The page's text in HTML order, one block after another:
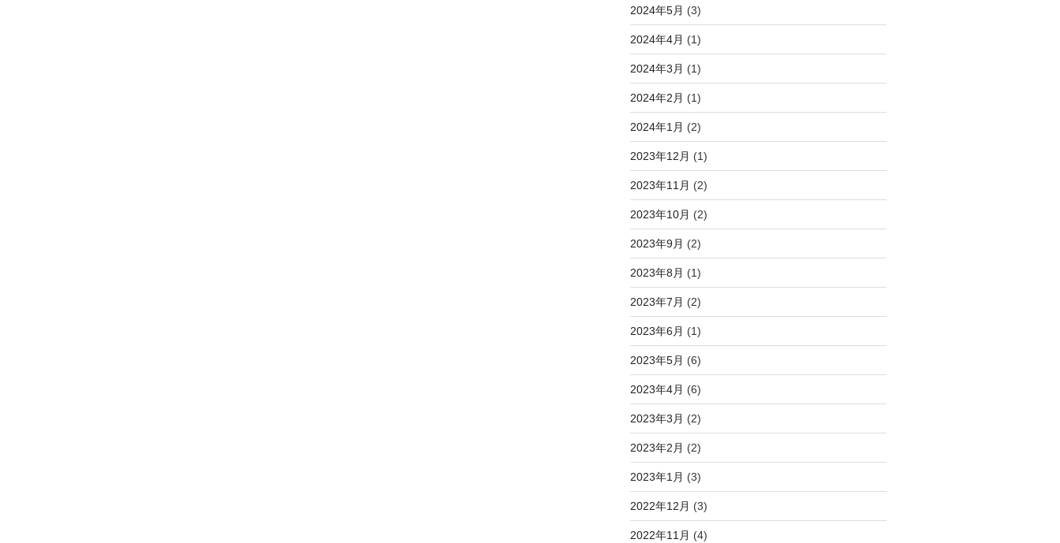
2024年5月 (3)
2024年4月 (1)
2024年3月 (1)
2024年2月 (1)
2024年1月 (2)
2023年12月 (1)
2023年11月 (2)
2023年10月 (2)
2023年9月 (2)
2023年8月 (1)
2023年7月 (2)
2023年6月 (1)
2023年5月 (6)
2023年4月 (6)
2023年3月 (2)
2023年2月 (2)
2023年1月 (3)
2022年12月 (3)
2022年11月 (4)